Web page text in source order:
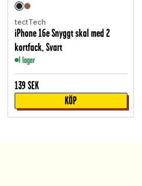
tectTech
iPhone 16e Snyggt skal med 2
kortfack, Svart
I lager
139 SEK
KÖP